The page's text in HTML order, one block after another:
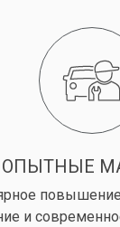
ОПЫТНЫЕ
и